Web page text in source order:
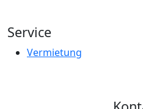
Service
Vermietung